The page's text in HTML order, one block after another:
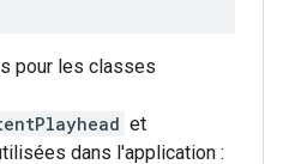
pour les classes
et
dans l'application :